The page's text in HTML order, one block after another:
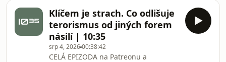
Klíčem je strach. Co odlišuje
terorismus od jiných forem
násilí | 10:35
srp 4, 202600:38:42
CELÁ EPIZODA na ⁠⁠⁠⁠⁠⁠⁠⁠⁠⁠⁠⁠⁠⁠⁠⁠⁠⁠⁠⁠⁠⁠⁠⁠⁠⁠⁠⁠⁠⁠⁠⁠⁠⁠⁠⁠Patreonu⁠⁠⁠⁠⁠⁠⁠⁠⁠⁠⁠⁠⁠⁠⁠⁠⁠⁠⁠⁠⁠⁠⁠⁠⁠⁠⁠⁠⁠⁠⁠⁠⁠⁠⁠⁠ a